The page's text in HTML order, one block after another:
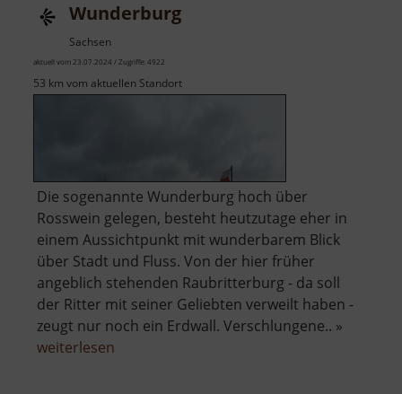
Wunderburg
Sachsen
aktuell vom 23.07.2024 / Zugriffe: 4922
53 km vom aktuellen Standort
Die sogenannte Wunderburg hoch über
Rosswein gelegen, besteht heutzutage eher in
einem Aussichtpunkt mit wunderbarem Blick
über Stadt und Fluss. Von der hier früher
angeblich stehenden Raubritterburg - da soll
der Ritter mit seiner Geliebten verweilt haben -
zeugt nur noch ein Erdwall. Verschlungene.. »
weiterlesen